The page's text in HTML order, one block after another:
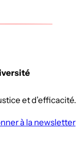
et d’efficacité.
à la newsletter